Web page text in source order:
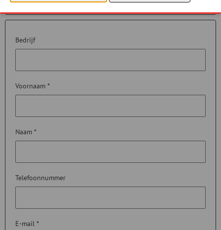
Bedrijf
Voornaam *
Naam *
Telefoonnummer
E-mail *